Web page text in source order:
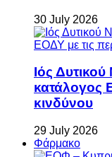
30 July 2026
Ιός
κατάλογος
κινδύνου
29 July 2026
Φάρμακο